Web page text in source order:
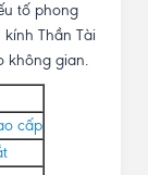
tố phong
Thần Tài
không gian.
cấp